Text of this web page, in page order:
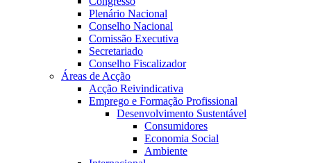
Plenário Nacional
Conselho Nacional
Comissão Executiva
Secretariado
Conselho Fiscalizador
Áreas de Acção
Acção Reivindicativa
Emprego e Formação Profissional
Desenvolvimento Sustentável
Consumidores
Economia Social
Ambiente